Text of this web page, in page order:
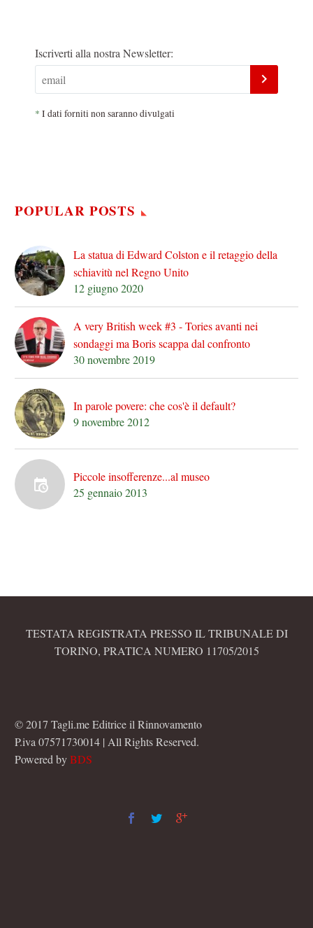
Iscriverti alla nostra Newsletter:
* I dati forniti non saranno divulgati
POPULAR POSTS
La statua di Edward Colston e il retaggio della
schiavitù nel Regno Unito
12 giugno 2020
A very British week #3 - Tories avanti nei
sondaggi ma Boris scappa dal confronto
30 novembre 2019
In parole povere: che cos'è il default?
9 novembre 2012
Piccole insofferenze...al museo
25 gennaio 2013
TESTATA REGISTRATA PRESSO IL TRIBUNALE DI
TORINO, PRATICA NUMERO 11705/2015
© 2017 Tagli.me Editrice il Rinnovamento
P.iva 07571730014 | All Rights Reserved.
Powered byBDS